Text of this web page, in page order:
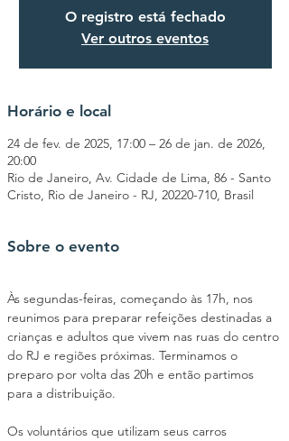
O registro está fechado
Ver outros eventos
Horário e local
24 de fev. de 2025, 17:00 – 26 de jan. de 2026,
20:00
Rio de Janeiro, Av. Cidade de Lima, 86 - Santo
Cristo, Rio de Janeiro - RJ, 20220-710, Brasil
Sobre o evento
Às segundas-feiras, começando às 17h, nos
reunimos para preparar refeições destinadas a
crianças e adultos que vivem nas ruas do centro
do RJ e regiões próximas. Terminamos o
preparo por volta das 20h e então partimos
para a distribuição.
Os voluntários que utilizam seus carros